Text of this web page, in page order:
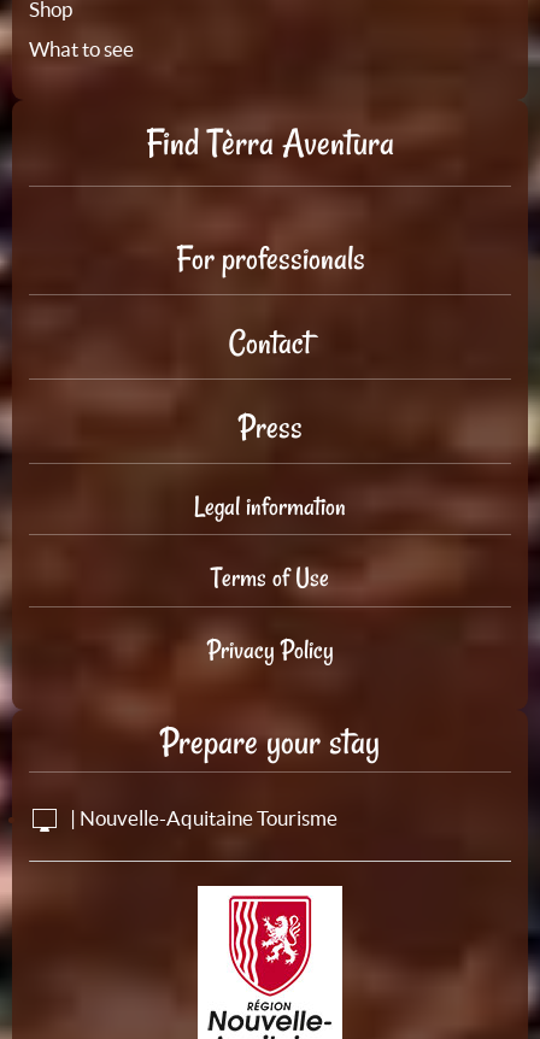
Shop
What to see
Find Tèrra Aventura
For professionals
Contact
Press
Legal information
Terms of Use
Privacy Policy
Prepare your stay
| Nouvelle-Aquitaine Tourisme